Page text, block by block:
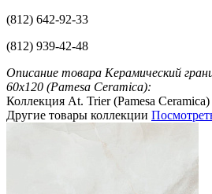
(812) 642-92-33
(812) 939-42-48
Описание товара Керамический
60x120 (Pamesa Ceramica):
Коллекция At. Trier (Pamesa
Другие товары коллекции